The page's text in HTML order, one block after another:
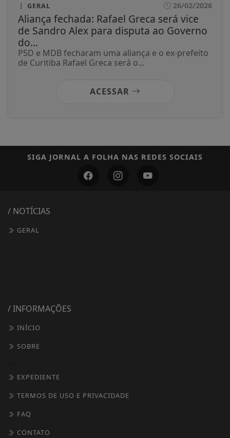
GERAL 26/02/2026
Aliança fechada: Rafael Greca será vice
de Sandro Alex para disputa ao Governo
do...
PSD e MDB fecharam uma aliança e o ex-prefeito
de Curitiba Rafael Greca será o...
ACESSAR
SIGA JORNAL A FOLHA NAS REDES SOCIAIS
/ NOTÍCIAS
GERAL
/ INFORMAÇÕES
INÍCIO
SOBRE
EXPEDIENTE
TERMOS DE USO E PRIVACIDADE
FAQ
CONTATO